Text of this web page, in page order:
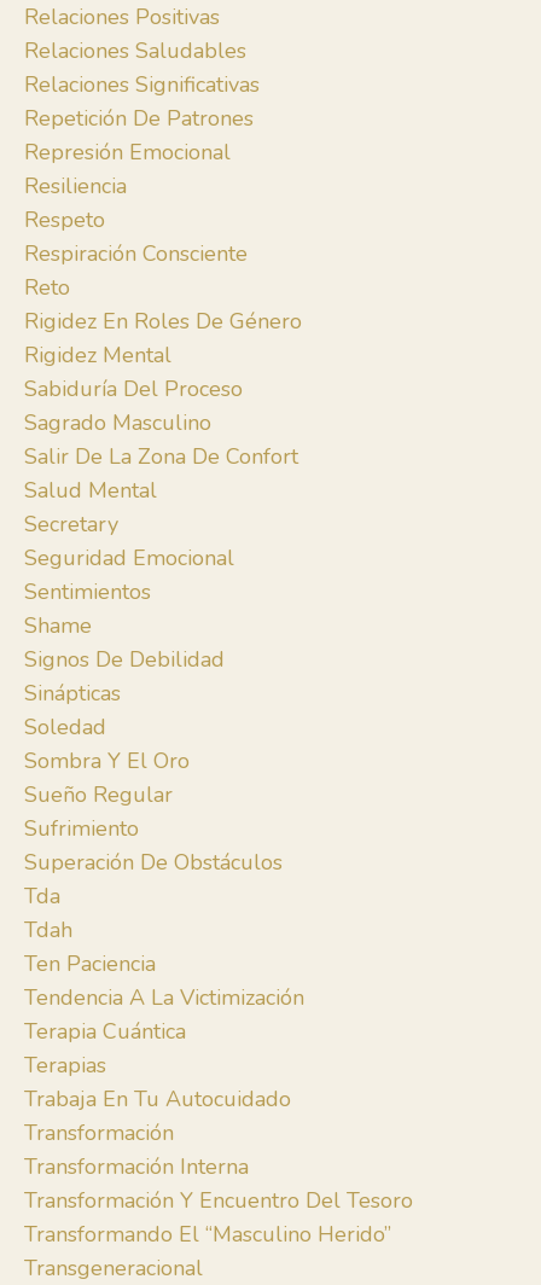
Relaciones Positivas
Relaciones Saludables
Relaciones Significativas
Repetición De Patrones
Represión Emocional
Resiliencia
Respeto
Respiración Consciente
Reto
Rigidez En Roles De Género
Rigidez Mental
Sabiduría Del Proceso
Sagrado Masculino
Salir De La Zona De Confort
Salud Mental
Secretary
Seguridad Emocional
Sentimientos
Shame
Signos De Debilidad
Sinápticas
Soledad
Sombra Y El Oro
Sueño Regular
Sufrimiento
Superación De Obstáculos
Tda
Tdah
Ten Paciencia
Tendencia A La Victimización
Terapia Cuántica
Terapias
Trabaja En Tu Autocuidado
Transformación
Transformación Interna
Transformación Y Encuentro Del Tesoro
Transformando El “masculino Herido”
Transgeneracional